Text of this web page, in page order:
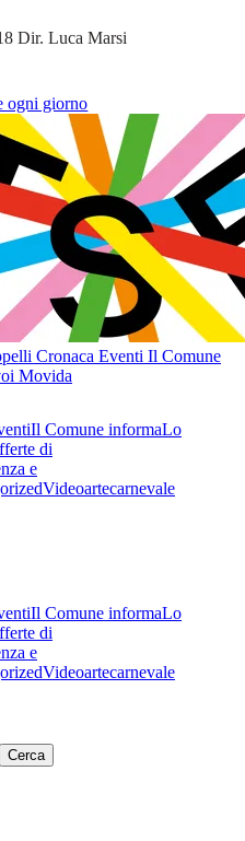
Dir. Luca Marsi
ogni giorno
Cronaca Eventi Il Comune
Movida
Il Comune informaLo
di
e
Videoartecarnevale
Il Comune informaLo
di
e
Videoartecarnevale
Cerca